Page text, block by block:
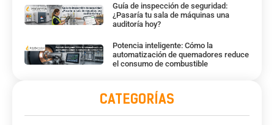
Guía de inspección de seguridad:
¿Pasaría tu sala de máquinas una
auditoría hoy?
Potencia inteligente: Cómo la
automatización de quemadores reduce
el consumo de combustible
CATEGORÍAS